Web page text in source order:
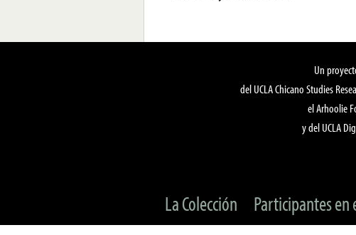
Un
del UCLA Chicano Studies
el Arhoolie
y del UCLA
La Colección Participantes en